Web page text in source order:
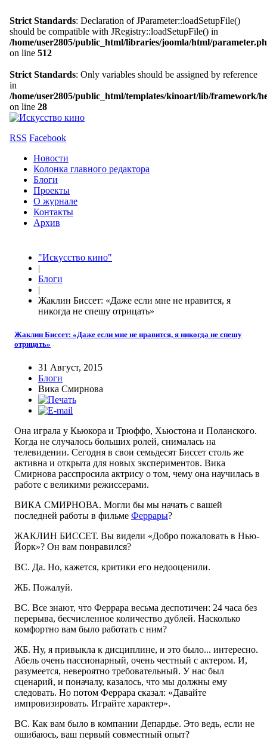
Strict Standards: Declaration of JParameter::loadSetupFile()
should be compatible with JRegistry::loadSetupFile() in
/home/user2805/public_html/libraries/joomla/html/
on line 512
Strict Standards: Only variables should be assigned by reference
in
/home/user2805/public_html/templates/kinoart/lib/framework/
on line 28
RSS Facebook
Новости
Колонка главного редактора
Блоги
Проекты
О журнале
Контакты
Архив
"Искусство кино"
|
Блоги
|
Жаклин Биссет: «Даже если мне не нравится, я
никогда не спешу отрицать»
Жаклин Биссет: «Даже если мне не нравится, я никогда не спешу
отрицать»
31 Август, 2015
Блоги
Вика Смирнова
Она играла у Кьюкора и Трюффо, Хьюстона и Поланского.
Когда не случалось больших ролей, снималась на
телевидении. Сегодня в свои семьдесят Биссет столь же
активна и открыта для новых экспериментов. Вика
Смирнова расспросила актрису о том, чему она научилась в
работе с великими режиссерами.
ВИКА СМИРНОВА. Могли бы мы начать с вашей
последней работы в фильме Феррары?
ЖАКЛИН БИССЕТ. Вы видели «Добро пожаловать в Нью-
Йорк»? Он вам понравился?
ВС. Да. Но, кажется, критики его недооценили.
ЖБ. Пожалуй.
ВС. Все знают, что Феррара весьма деспотичен: 24 часа без
перерыва, бесчисленное количество дублей. Насколько
комфортно вам было работать с ним?
ЖБ. Ну, я привыкла к дисциплине, и это было... интересно.
Абель очень пассионарный, очень честный с актером. И,
разумеется, невероятно требовательный. У нас был
сценарий, и поначалу, казалось, что мы должны ему
следовать. Но потом Феррара сказал: «Давайте
импровизировать. Играйте характер».
ВС. Как вам было в компании Депардье. Это ведь, если не
ошибаюсь, ваш первый совместный опыт?